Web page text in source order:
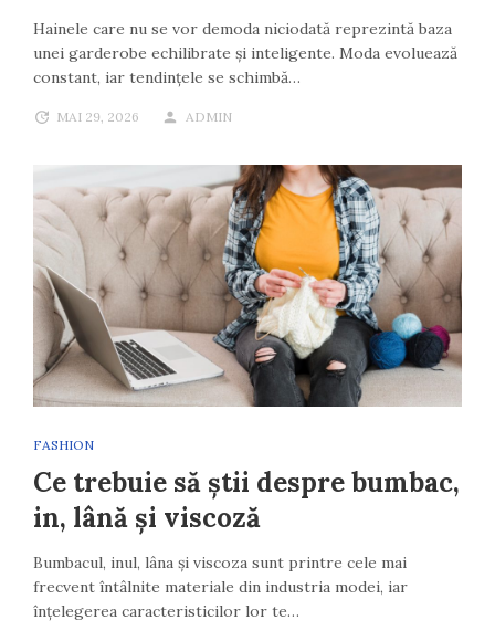
Hainele care nu se vor demoda niciodată reprezintă baza
unei garderobe echilibrate și inteligente. Moda evoluează
constant, iar tendințele se schimbă…
MAI 29, 2026 ADMIN
FASHION
Ce trebuie să știi despre bumbac,
in, lână și viscoză
Bumbacul, inul, lâna și viscoza sunt printre cele mai
frecvent întâlnite materiale din industria modei, iar
înțelegerea caracteristicilor lor te…